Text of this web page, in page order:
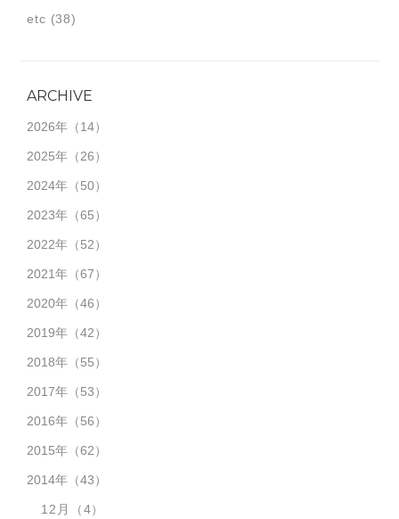
etc (38)
ARCHIVE
2026年 （14）
2025年 （26）
2024年 （50）
2023年 （65）
2022年 （52）
2021年 （67）
2020年 （46）
2019年 （42）
2018年 （55）
2017年 （53）
2016年 （56）
2015年 （62）
2014年 （43）
12月 （4）